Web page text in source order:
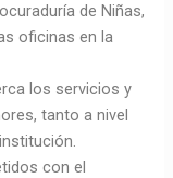
de Niñas,
oficinas en la
los servicios y
tanto a nivel
con el